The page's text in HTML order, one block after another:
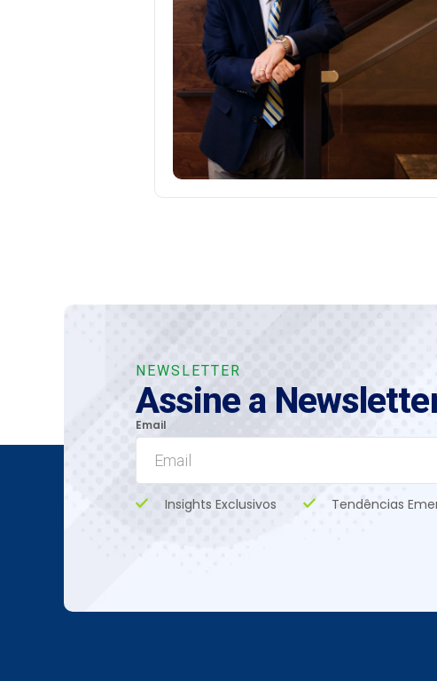
NEWSLETTER
Assine a
Email
Insights Exclusivos Tendências